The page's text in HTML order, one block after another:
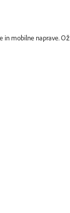
mobilne naprave.